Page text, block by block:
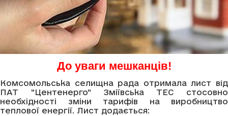
До уваги мешканців!
Комсомольська селищна рада отримала лист від
ПАТ "Центенерго" Зміївська ТЕС стосовно
необхідності зміни тарифів на виробництво
теплової енергії. Лист додається: